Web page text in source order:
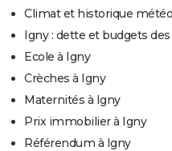
Climat et historique
Igny : dette et budgets
Ecole à Igny
Crèches à Igny
Maternités à Igny
Prix immobilier à Igny
Référendum à Igny